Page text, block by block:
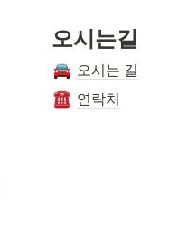
오시는길
오시는 길
연락처